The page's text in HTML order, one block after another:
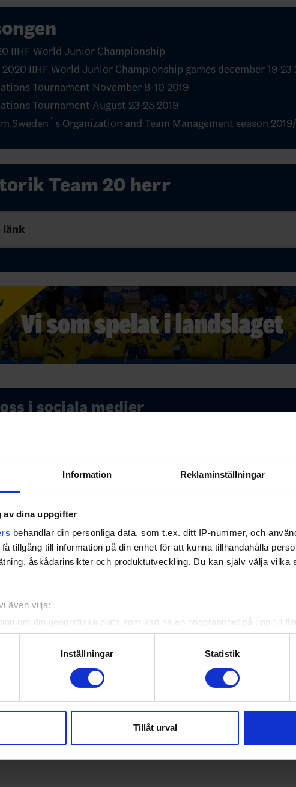
Information Reklaminställningar
av dina uppgifter
behandlar din personliga data, som t.ex. ditt IP-nummer, och
tillgång till information på din enhet för att kunna tillhandahålla
åskådarinsikter och produktutveckling. Du kan själv välja vilka
även vilja:
om din geografiska plats som kan ha en noggrannhet på upp till
genom att aktivt skanna den för specifika kännetecken
personliga uppgifter behandlas och ställ in dina preferenser i
när som helst från cookie-förklaringen.
vår trafik. Vi vidarebefordrar även sådana identifierare och
annons- och analysföretag som vi samarbetar med. Dessa kan i sin
Inställningar Statistik
Tillåt urval
IIHF World Junior Championship
2020 IIHF World Junior Championship games december 19-23
Tournament November 8-10 2019
Tournament August 23-25 2019
Sweden´s Organization and Team Management season
Team 20 herr
länk
i sociala medier
EmailPrint